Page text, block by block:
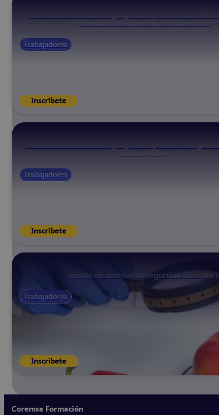
Trabajadores
Inscríbete
Trabajadores
Inscríbete
Gestión de sistemas de seguridad
Trabajadores
Inscríbete
Coremsa Formación